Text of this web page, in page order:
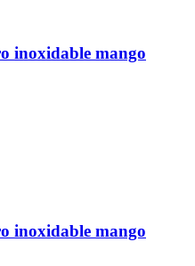
inoxidable mango
inoxidable mango